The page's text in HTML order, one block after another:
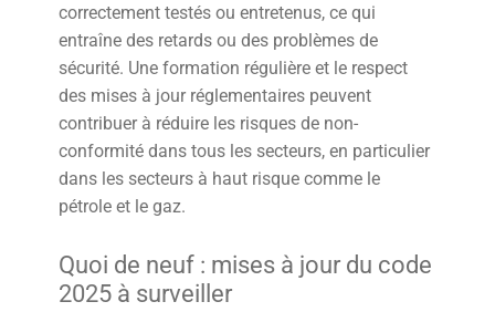
correctement testés ou entretenus, ce qui
entraîne des retards ou des problèmes de
sécurité. Une formation régulière et le respect
des mises à jour réglementaires peuvent
contribuer à réduire les risques de non-
conformité dans tous les secteurs, en particulier
dans les secteurs à haut risque comme le
pétrole et le gaz.
Quoi de neuf : mises à jour du code
2025 à surveiller